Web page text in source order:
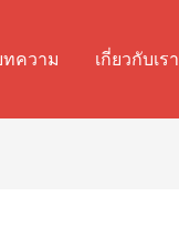
ความ เกี่ยวกับเรา